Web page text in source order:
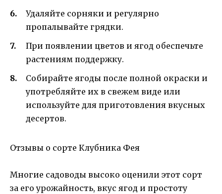
Удаляйте сорняки и регулярно
пропалывайте грядки.
При появлении цветов и ягод обеспечьте
растениям поддержку.
Собирайте ягоды после полной окраски и
употребляйте их в свежем виде или
используйте для приготовления вкусных
десертов.
Отзывы о сорте Клубника Фея
Многие садоводы высоко оценили этот сорт
за его урожайность, вкус ягод и простоту